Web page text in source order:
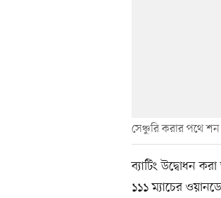
সেঞ্চুরি করার পথে
ব্যাটিং উদ্বোধন
১১১ ম্যাচের